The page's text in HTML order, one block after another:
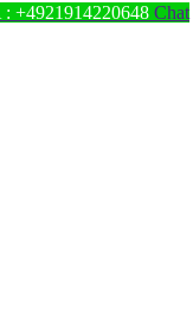
: +4921914220648 Chat